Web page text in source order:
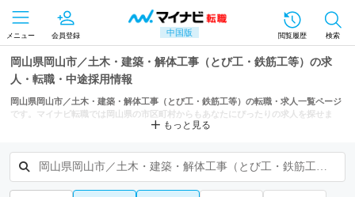
中国版
メニュー 会員登録 閲覧履歴 検索
岡山県岡山市／土木・建築・解体工事（とび工・鉄筋工等）の求
人・転職・中途採用情報
岡山県岡山市／土木・建築・解体工事（とび工・鉄筋工等）の転職・求人一覧ページ
です。マイナビ転職では岡山県の市区町村からもあなたにぴったりの求人を探せま
もっと見る
岡山県岡山市／土木・建築・解体工事（とび工・鉄筋工等）